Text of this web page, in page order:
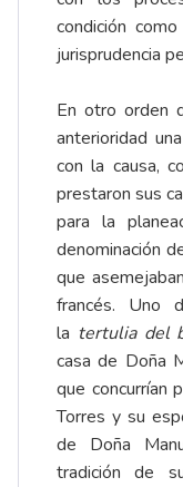
condición
jurisprudencia
En otro orden
anterioridad
con la causa,
prestaron sus
para la
denominación
que
francés. Uno
la tertulia del
casa de Doña
que concurrían
Torres y su
de Doña
tradición de